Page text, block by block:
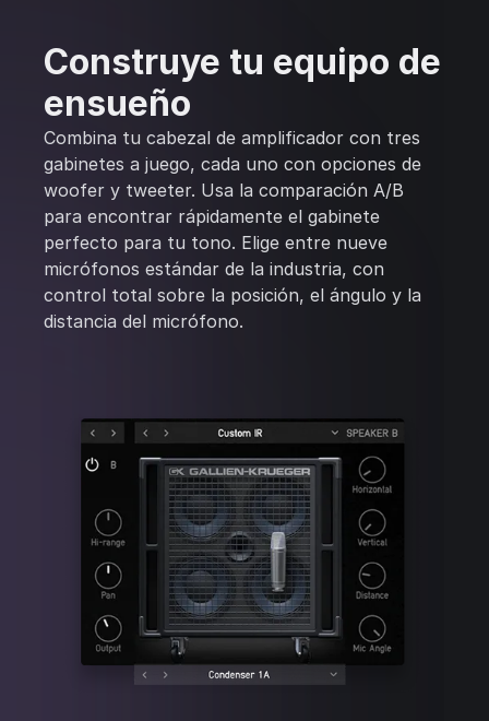
Construye tu equipo de
ensueño
Combina tu cabezal de amplificador con tres
gabinetes a juego, cada uno con opciones de
woofer y tweeter. Usa la comparación A/B
para encontrar rápidamente el gabinete
perfecto para tu tono. Elige entre nueve
micrófonos estándar de la industria, con
control total sobre la posición, el ángulo y la
distancia del micrófono.